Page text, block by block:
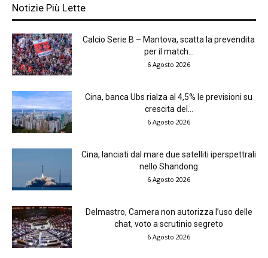
Notizie Più Lette
Calcio Serie B – Mantova, scatta la prevendita
per il match...
6 Agosto 2026
Cina, banca Ubs rialza al 4,5% le previsioni su
crescita del...
6 Agosto 2026
Cina, lanciati dal mare due satelliti iperspettrali
nello Shandong
6 Agosto 2026
Delmastro, Camera non autorizza l’uso delle
chat, voto a scrutinio segreto
6 Agosto 2026